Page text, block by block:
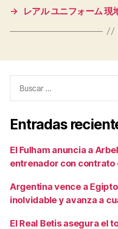
→
レアル ユニフォーム 現
Entradas
El Fulham anuncia a
entrenador con contrato
Argentina vence a
inolvidable y avanza a
El Real Betis asegura el